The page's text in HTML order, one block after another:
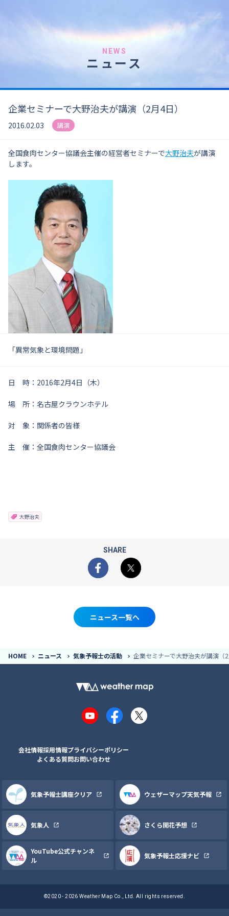
NEWS
ニュース
企業セミナーで大野治夫が講演（2月4日）
2016.02.03 講演
全国食肉センター協議会主催の経営者セミナーで大野治夫が講演
します。
「異常気象と環境問題」
日 時：2016年2月4日（木）
場 所：名古屋クラウンホテル
対 象：関係者の皆様
主 催：全国食肉センター協議会
大野治夫
SHARE
Facebook
X
ニュース一覧へ
HOME ニュース 気象予報士の活動 企業セミナーで大野治夫が講演（
YouTubeFacebook
X
会社情報採用情報プライバシーポリシー
よくある質問お問い合わせ
気象予報士講座クリア ウェザーマップ天気予報
気象人 さくら開花予想
YouTube公式チャンネ
ル
気象予報士応援ナビ
©2020 - 2026 Weather Map Co., Ltd. All rights reserved.